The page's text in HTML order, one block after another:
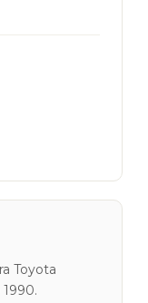
Toyota